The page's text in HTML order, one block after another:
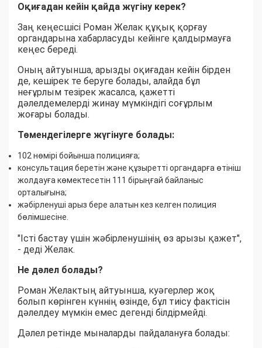
Оқиғадан кейін қайда жүгіну керек?
Заң кеңесшісі Роман Желак құқық қорғау
органдарына хабарласуды кейінге қалдырмауға
кеңес береді.
Оның айтуынша, арызды оқиғадан кейін бірден
де, кешірек те беруге болады, алайда бұл
неғұрлым тезірек жасалса, қажетті
дәлелдемелерді жинау мүмкіндігі соғұрлым
жоғары болады.
Төмендегілерге жүгінуге болады:
102 нөмірі бойынша полицияға;
консультация беретін және құзыретті органдарға өтініш
жолдауға көмектесетін 111 бірыңғай байланыс
орталығына;
жәбірленуші арыз бере алатын кез келген полиция
бөлімшесіне.
"Істі бастау үшін жәбірленушінің өз арызы қажет",
- деді Желак.
Не дәлел болады?
Роман Желактың айтуынша, куәгерлер жоқ
болып көрінген күннің өзінде, бұл тиісу фактісін
дәлелдеу мүмкін емес дегенді білдірмейді.
Дәлел ретінде мыналарды пайдалануға болады: